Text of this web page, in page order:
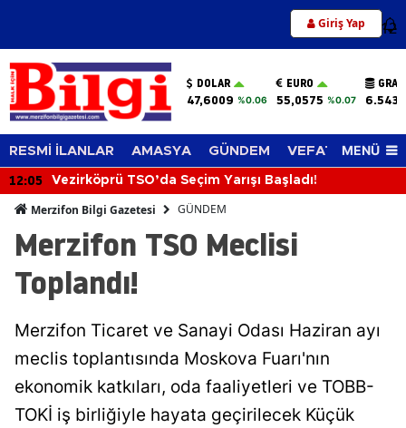
Giriş Yap 12
DOLAR
47,6009 %0.06
EURO
55,0575 %0.07
RESMİ İLANLAR AMASYA GÜNDEM VEFAT EDENLER
MENÜ
12:05 Vezirköprü TSO’da Seçim Yarışı Başladı!
Merzifon Bilgi Gazetesi GÜNDEM
Merzifon TSO Meclisi
Toplandı!
Merzifon Ticaret ve Sanayi Odası Haziran ayı
meclis toplantısında Moskova Fuarı'nın
ekonomik katkıları, oda faaliyetleri ve TOBB-
TOKİ iş birliğiyle hayata geçirilecek Küçük